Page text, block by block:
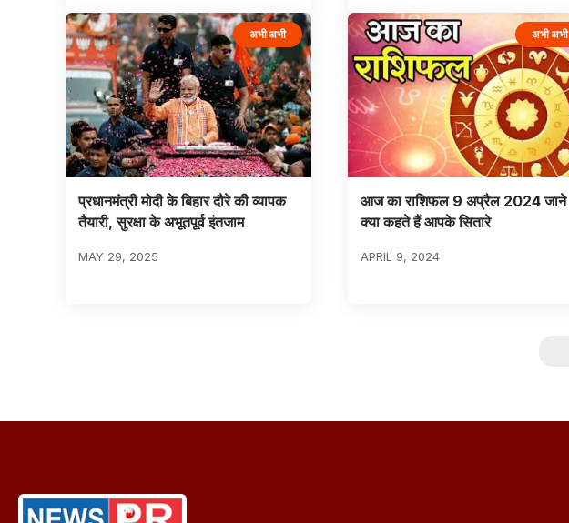
अभी अभी
प्रधानमंत्री मोदी के बिहार दौरे की व्यापक
तैयारी, सुरक्षा के अभूतपूर्व इंतजाम
MAY 29, 2025
अभी अभी
आज का राशिफल 9 अप्रैल 2024 जाने
क्या कहते हैं आपके सितारे
APRIL 9, 2024